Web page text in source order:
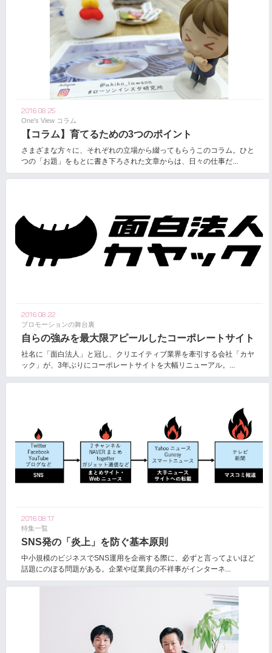
2016.08.25
One's View コラム
【コラム】育てるための3つのポイント
さまざまな方々に、それぞれの立場から綴ってもらうこのコラム。ひと
つの「お題」をもとに書き下ろされた文章からは、日々の仕事だ...
2016.08.22
プロモーションの舞台裏
自らの強みを最大限アピールしたコーポレートサイト
社名に「面白法人」と冠し、クリエイティブ業界を牽引する会社「カヤ
ック」が、3年ぶりにコーポレートサイトを大幅リニューアル。...
2016.08.17
特集一覧
SNS発の「炎上」を防ぐ基本原則
中小規模のビジネスでSNS運用を企画する際に、必ずと言ってよいほど
話題にのぼる問題がある。企業や従業員の不祥事がインターネ...